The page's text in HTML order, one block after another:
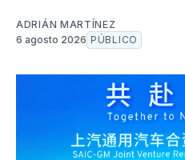
ADRIÁN MARTÍNEZ
6 agosto 2026 PÚBLICO